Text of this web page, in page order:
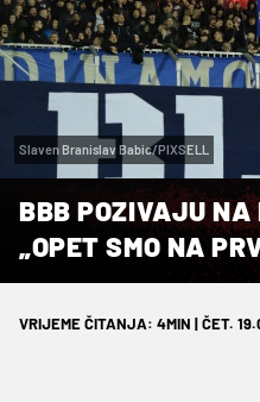
Slaven Branislav Babic/PIXSELL
BBB POZIVAJU
„OPET SMO NA
VRIJEME ČITANJA: 4MIN | ČET.